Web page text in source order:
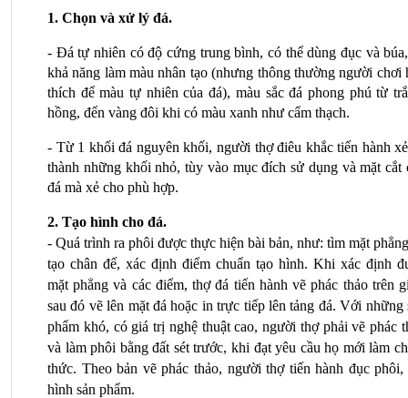
1. Chọn và xử lý đá.
- Đá tự nhiên có độ cứng trung bình, có thể dùng đục và
khả năng làm màu nhân tạo (nhưng thông thường người chơi
thích để màu tự nhiên của đá), màu sắc đá phong phú từ
hồng, đến vàng đôi khi có màu xanh như cẩm thạch.
- Từ 1 khối đá nguyên khối, người thợ điêu khắc tiến hành
thành những khối nhỏ, tùy vào mục đích sử dụng và mặt cắt
đá mà xẻ cho phù hợp.
2. Tạo hình cho đá.
- Quá trình ra phôi được thực hiện bài bản, như: tìm mặt
tạo chân đế, xác định điểm chuẩn tạo hình. Khi xác định
mặt phẳng và các điểm, thợ đá tiến hành vẽ phác thảo trên
sau đó vẽ lên mặt đá hoặc in trực tiếp lên tảng đá. Với những
phẩm khó, có giá trị nghệ thuật cao, người thợ phải vẽ phác
và làm phôi bằng đất sét trước, khi đạt yêu cầu họ mới làm
thức. Theo bản vẽ phác thảo, người thợ tiến hành đục phôi,
hình sản phẩm.